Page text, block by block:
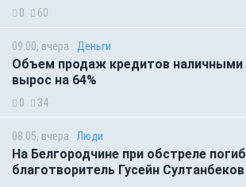
0 60
09:00, вчера Деньги
Объем продаж кредитов наличными
вырос на 64%
0 34
08:05, вчера Люди
На Белгородчине при обстреле
благотворитель Гусейн Султанбеков